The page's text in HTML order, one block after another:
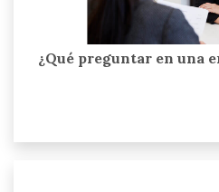
¿Qué preguntar en una